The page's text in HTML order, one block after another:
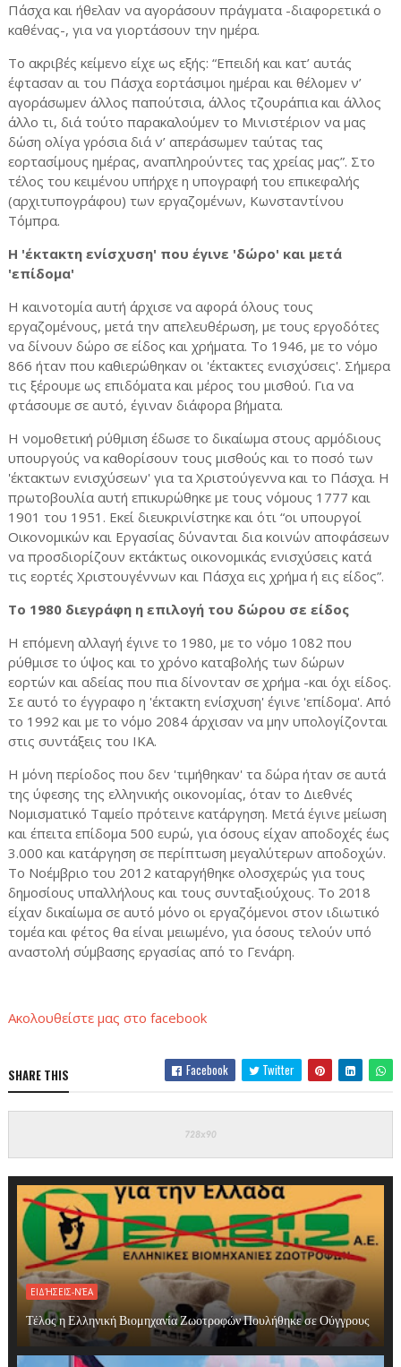
Πάσχα και ήθελαν να αγοράσουν πράγματα -διαφορετικά ο
καθένας-, για να γιορτάσουν την ημέρα.
Το ακριβές κείμενο είχε ως εξής: “Επειδή και κατ’ αυτάς
έφτασαν αι του Πάσχα εορτάσιμοι ημέραι και θέλομεν ν’
αγοράσωμεν άλλος παπούτσια, άλλος τζουράπια και άλλος
άλλο τι, διά τούτο παρακαλούμεν το Μινιστέριον να μας
δώση ολίγα γρόσια διά ν’ απεράσωμεν ταύτας τας
εορτασίμους ημέρας, αναπληρούντες τας χρείας μας”. Στο
τέλος του κειμένου υπήρχε η υπογραφή του επικεφαλής
(αρχιτυπογράφου) των εργαζομένων, Κωνσταντίνου
Τόμπρα.
Η 'έκτακτη ενίσχυση' που έγινε 'δώρο' και μετά
'επίδομα'
Η καινοτομία αυτή άρχισε να αφορά όλους τους
εργαζομένους, μετά την απελευθέρωση, με τους εργοδότες
να δίνουν δώρο σε είδος και χρήματα. Το 1946, με το νόμο
866 ήταν που καθιερώθηκαν οι 'έκτακτες ενισχύσεις'. Σήμερα
τις ξέρουμε ως επιδόματα και μέρος του μισθού. Για να
φτάσουμε σε αυτό, έγιναν διάφορα βήματα.
Η νομοθετική ρύθμιση έδωσε το δικαίωμα στους αρμόδιους
υπουργούς να καθορίσουν τους μισθούς και το ποσό των
'έκτακτων ενισχύσεων' για τα Χριστούγεννα και το Πάσχα. Η
πρωτοβουλία αυτή επικυρώθηκε με τους νόμους 1777 και
1901 του 1951. Εκεί διευκρινίστηκε και ότι “οι υπουργοί
Οικονομικών και Εργασίας δύνανται δια κοινών αποφάσεων
να προσδιορίζουν εκτάκτως οικονομικάς ενισχύσεις κατά
τις εορτές Χριστουγέννων και Πάσχα εις χρήμα ή εις είδος”.
Το 1980 διεγράφη η επιλογή του δώρου σε είδος
Η επόμενη αλλαγή έγινε το 1980, με το νόμο 1082 που
ρύθμισε το ύψος και το χρόνο καταβολής των δώρων
εορτών και αδείας που πια δίνονταν σε χρήμα -και όχι είδος.
Σε αυτό το έγγραφο η 'έκτακτη ενίσχυση' έγινε 'επίδομα'. Από
το 1992 και με το νόμο 2084 άρχισαν να μην υπολογίζονται
στις συντάξεις του ΙΚΑ.
Η μόνη περίοδος που δεν 'τιμήθηκαν' τα δώρα ήταν σε αυτά
της ύφεσης της ελληνικής οικονομίας, όταν το Διεθνές
Νομισματικό Ταμείο πρότεινε κατάργηση. Μετά έγινε μείωση
και έπειτα επίδομα 500 ευρώ, για όσους είχαν αποδοχές έως
3.000 και κατάργηση σε περίπτωση μεγαλύτερων αποδοχών.
Το Νοέμβριο του 2012 καταργήθηκε ολοσχερώς για τους
δημοσίους υπαλλήλους και τους συνταξιούχους. Το 2018
είχαν δικαίωμα σε αυτό μόνο οι εργαζόμενοι στον ιδιωτικό
τομέα και φέτος θα είναι μειωμένο, για όσους τελούν υπό
αναστολή σύμβασης εργασίας από το Γενάρη.
Ακολουθείστε μας στο facebook
SHARE THIS Facebook Twitter
ΕΙΔΉΣΕΙΣ-ΝΈΑ
Τέλος η Ελληνική Βιομηχανία Ζωοτροφών Πουλήθηκε σε Ούγγρους